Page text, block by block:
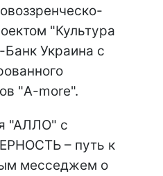
"Культура
Украина с
"A-more".
"АЛЛО" с
– путь к
месседжем о